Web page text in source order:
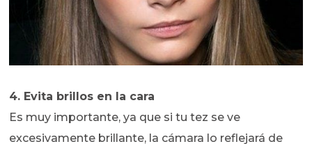
4. Evita brillos en la cara
Es muy importante, ya que si tu tez se ve
excesivamente brillante, la cámara lo reflejará de